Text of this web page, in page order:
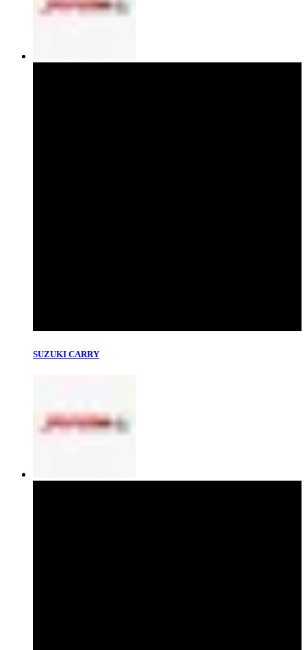
SUZUKI CARRY